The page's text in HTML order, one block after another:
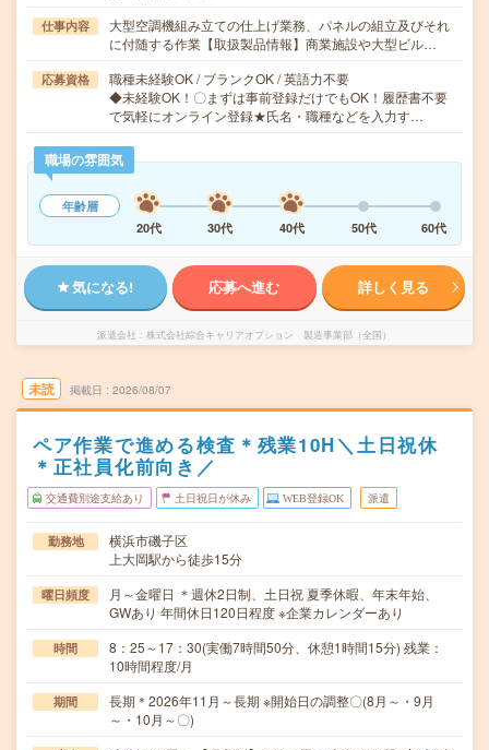
仕事内容
大型空調機組み立ての仕上げ業務、パネルの組立及びそれ
に付随する作業【取扱製品情報】商業施設や大型ビル…
応募資格
職種未経験OK / ブランクOK / 英語力不要
◆未経験OK！〇まずは事前登録だけでもOK！履歴書不要
で気軽にオンライン登録★氏名・職種などを入力す…
職場の雰囲気
年齢層
20代
30代 40代 50代 60代
気になる! 応募へ進む 詳しく見る
派遣会社 株式会社綜合キャリアオプション 製造事業部（全国）
未読 掲載日 2026/08/07
ペア作業で進める検査＊残業10H＼土日祝休
＊正社員化前向き／
交通費別途支給あり 土日祝日が休み WEB登録OK 派遣
勤務地
横浜市磯子区
上大岡駅から徒歩15分
曜日頻度
月～金曜日 ＊週休2日制、土日祝 夏季休暇、年末年始、
GWあり 年間休日120日程度 ※企業カレンダーあり
時間
8：25～17：30(実働7時間50分、休憩1時間15分) 残業：
10時間程度/月
期間
長期＊2026年11月～長期 ※開始日の調整〇(8月～・9月
～・10月～〇)